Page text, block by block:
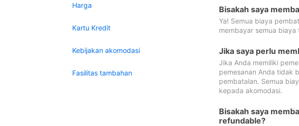
Harga
Kartu Kredit
Kebijakan akomodasi
Fasilitas tambahan
Bisakah saya
Ya! Semua biaya
membayar semua
Jika saya perlu
Jika Anda memiliki
pemesanan Anda tidak
pembatalan. Semua
kepada akomodasi.
Bisakah saya
refundable?